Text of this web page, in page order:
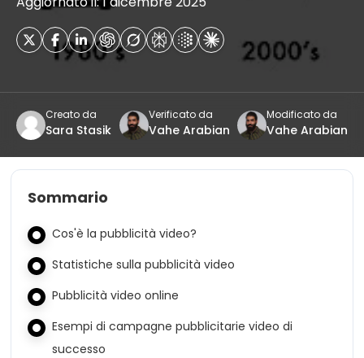
Creato da
Sara Stasik
Verificato da
Vahe Arabian
Modificato da
Vahe Arabian
Sommario
Cos'è la pubblicità video?
Statistiche sulla pubblicità video
Pubblicità video online
Esempi di campagne pubblicitarie video di
successo